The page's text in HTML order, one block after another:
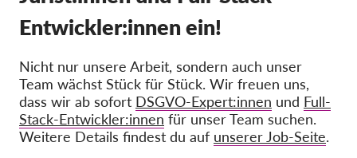
Team
Jahresberichte
FAQs
Jobs
Verbandsklagen
Entwickler:innen ein!
Nicht nur unsere Arbeit, sondern auch unser
Team wächst Stück für Stück. Wir freuen uns,
dass wir ab sofort DSGVO-Expert:innen und Full-
Stack-Entwickler:innen für unser Team suchen.
Weitere Details findest du auf unserer Job-Seite.